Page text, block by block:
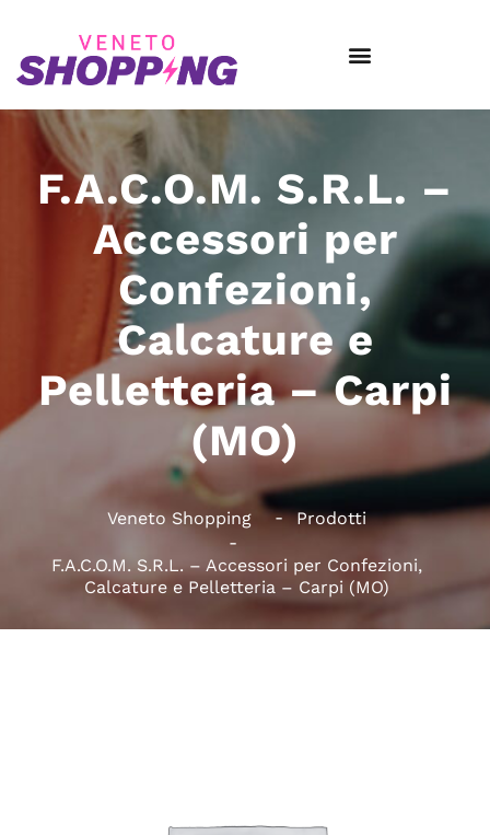
F.A.C.O.M. S.R.L. –
Accessori per
Confezioni,
Calcature e
Pelletteria – Carpi
(MO)
Veneto Shopping Prodotti
F.A.C.O.M. S.R.L. – Accessori per Confezioni,
Calcature e Pelletteria – Carpi (MO)